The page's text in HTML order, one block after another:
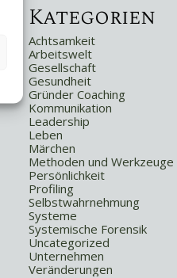
Kategorien
Achtsamkeit
Arbeitswelt
Gesellschaft
Gesundheit
Gründer Coaching
Kommunikation
Leadership
Leben
Märchen
Methoden und Werkzeuge
Persönlichkeit
Profiling
Selbstwahrnehmung
Systeme
Systemische Forensik
Uncategorized
Unternehmen
Veränderungen